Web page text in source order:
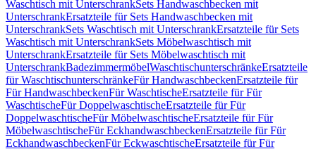
Waschtisch mit UnterschrankSets Handwaschbecken mit
UnterschrankErsatzteile für Sets Handwaschbecken mit
UnterschrankSets Waschtisch mit UnterschrankErsatzteile für Sets
Waschtisch mit UnterschrankSets Möbelwaschtisch mit
UnterschrankErsatzteile für Sets Möbelwaschtisch mit
UnterschrankBadezimmermöbelWaschtischunterschränkeErsatzteile
für WaschtischunterschränkeFür HandwaschbeckenErsatzteile für
Für HandwaschbeckenFür WaschtischeErsatzteile für Für
WaschtischeFür DoppelwaschtischeErsatzteile für Für
DoppelwaschtischeFür MöbelwaschtischeErsatzteile für Für
MöbelwaschtischeFür EckhandwaschbeckenErsatzteile für Für
EckhandwaschbeckenFür EckwaschtischeErsatzteile für Für